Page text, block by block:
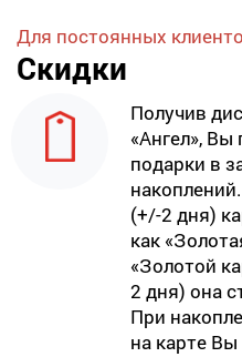
Для постоянных
Скидки
Получив
«Ангел», Вы
подарки в
(+/-2 дня)
как
«Золотой
2 дня) она
При
на карте Вы